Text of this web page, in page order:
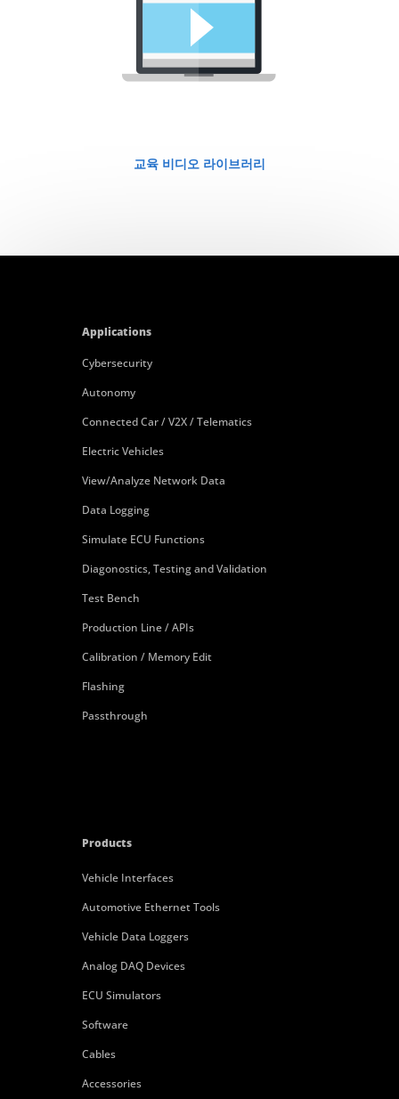
교육 비디오 라이브러리
Applications
Cybersecurity
Autonomy
Connected Car / V2X / Telematics
Electric Vehicles
View/Analyze Network Data
Data Logging
Simulate ECU Functions
Diagonostics, Testing and Validation
Test Bench
Production Line / APIs
Calibration / Memory Edit
Flashing
Passthrough
Products
Vehicle Interfaces
Automotive Ethernet Tools
Vehicle Data Loggers
Analog DAQ Devices
ECU Simulators
Software
Cables
Accessories